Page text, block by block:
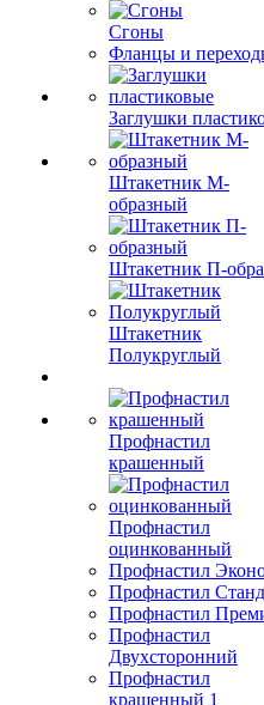
Сгоны
Фланцы и
Заглушки
Штакетник М-
образный
Штакетник П-
Штакетник
Полукруглый
Профнастил
крашенный
Профнастил
оцинкованный
Профнастил
Профнастил
Профнастил
Профнастил
Двухсторонний
Профнастил
крашенный 1